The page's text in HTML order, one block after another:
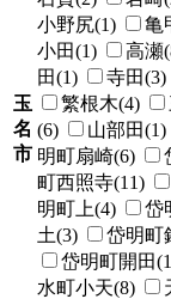
玉
名
市
小野尻(1)
亀
小田(1)
高瀬
田(1)
寺田(3)
繁根木(4)
(6)
山部田(1)
明町扇崎(6)
町西照寺(11)
明町上(4)
岱
土(3)
岱明町
岱明町開田
水町小天(8)